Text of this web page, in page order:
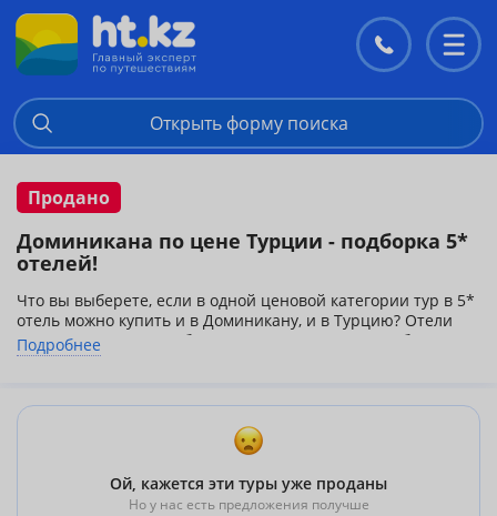
Контакты
меню
Открыть форму поиска
Продано
Доминикана по цене Турции - подборка 5*
отелей!
Что вы выберете, если в одной ценовой категории тур в 5*
отель можно купить и в Доминикану, и в Турцию? Отели
преимущественно работают на Все Включено в обеих
странах. Вопрос в атмосфере и пляжах? - Атмосфера
завораживают большинство наших туристов!
Подробнее
Ой, кажется эти туры уже проданы
Но у нас есть предложения получше